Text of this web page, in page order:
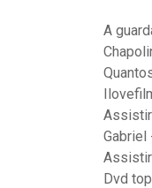
A
Gabriel
Dvd